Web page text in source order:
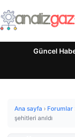
Güncel
Ana sayfa › Forumlar
şehitleri anıldı